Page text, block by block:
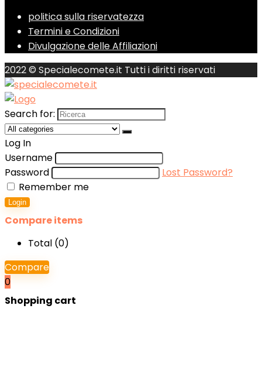
politica sulla riservatezza
Termini e Condizioni
Divulgazione delle Affiliazioni
2022 © Specialecomete.it Tutti i diritti riservati
Search for:
Log In
Username
Password
Lost Password?
Remember me
Login
Compare items
Total (0)
Compare
0
Shopping cart